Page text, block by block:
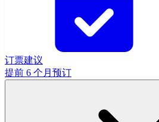
订票建议
提前 6 个月预订